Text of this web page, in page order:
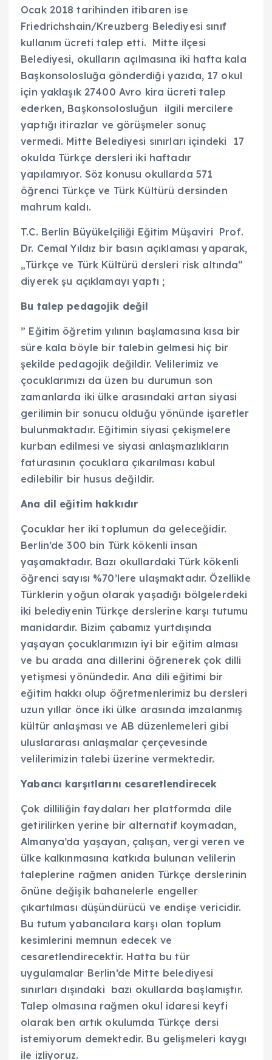
Ocak 2018 tarihinden itibaren ise
Friedrichshain/Kreuzberg Belediyesi sınıf
kullanım ücreti talep etti. Mitte ilçesi
Belediyesi, okulların açılmasına iki hafta kala
Başkonsolosluğa gönderdiği yazıda, 17 okul
için yaklaşık 27400 Avro kira ücreti talep
ederken, Başkonsolosluğun ilgili mercilere
yaptığı itirazlar ve görüşmeler sonuç
vermedi. Mitte Belediyesi sınırları içindeki 17
okulda Türkçe dersleri iki haftadır
yapılamıyor. Söz konusu okullarda 571
öğrenci Türkçe ve Türk Kültürü dersinden
mahrum kaldı.
​T.C. Berlin Büyükelçiliği Eğitim Müşaviri Prof.
Dr. Cemal Yıldız bir basın açıklaması yaparak,
„Türkçe ve Türk Kültürü dersleri risk altında“
diyerek şu açıklamayı yaptı ;
Bu talep pedagojik değil
” Eğitim öğretim yılının başlamasına kısa bir
süre kala böyle bir talebin gelmesi hiç bir
şekilde pedagojik değildir. Velilerimiz ve
çocuklarımızı da üzen bu durumun son
zamanlarda iki ülke arasındaki artan siyasi
gerilimin bir sonucu olduğu yönünde işaretler
bulunmaktadır. Eğitimin siyasi çekişmelere
kurban edilmesi ve siyasi anlaşmazlıkların
faturasının çocuklara çıkarılması kabul
edilebilir bir husus değildir.
Ana dil eğitim hakkıdır
Çocuklar her iki toplumun da geleceğidir.
Berlin’de 300 bin Türk kökenli insan
yaşamaktadır. Bazı okullardaki Türk kökenli
öğrenci sayısı %70’lere ulaşmaktadır. Özellikle
Türklerin yoğun olarak yaşadığı bölgelerdeki
iki belediyenin Türkçe derslerine karşı tutumu
manidardır. Bizim çabamız yurtdışında
yaşayan çocuklarımızın iyi bir eğitim alması
ve bu arada ana dillerini öğrenerek çok dilli
yetişmesi yönündedir. Ana dili eğitimi bir
eğitim hakkı olup öğretmenlerimiz bu dersleri
uzun yıllar önce iki ülke arasında imzalanmış
kültür anlaşması ve AB düzenlemeleri gibi
uluslararası anlaşmalar çerçevesinde
velilerimizin talebi üzerine vermektedir.
Yabancı karşıtlarını cesaretlendirecek
Çok dilliliğin faydaları her platformda dile
getirilirken yerine bir alternatif koymadan,
Almanya’da yaşayan, çalışan, vergi veren ve
ülke kalkınmasına katkıda bulunan velilerin
taleplerine rağmen aniden Türkçe derslerinin
önüne değişik bahanelerle engeller
çıkartılması düşündürücü ve endişe vericidir.
Bu tutum yabancılara karşı olan toplum
kesimlerini memnun edecek ve
cesaretlendirecektir. Hatta bu tür
uygulamalar Berlin’de Mitte belediyesi
sınırları dışındaki bazı okullarda başlamıştır.
Talep olmasına rağmen okul idaresi keyfi
olarak ben artık okulumda Türkçe dersi
istemiyorum demektedir. Bu gelişmeleri kaygı
ile izliyoruz.